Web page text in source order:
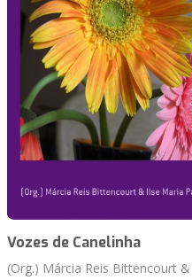
Vozes de Canelinha
(Org.) Márcia Reis Bittencourt &